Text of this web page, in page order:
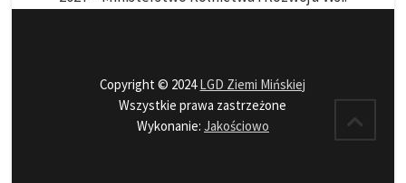
Copyright © 2024LGD Ziemi Mińskiej
Wszystkie prawa zastrzeżone
Wykonanie: Jakościowo